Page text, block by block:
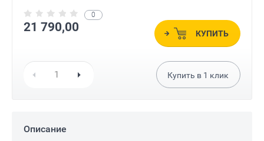
0
21 790,00 КУПИТЬ
Купить в 1 клик
Описание